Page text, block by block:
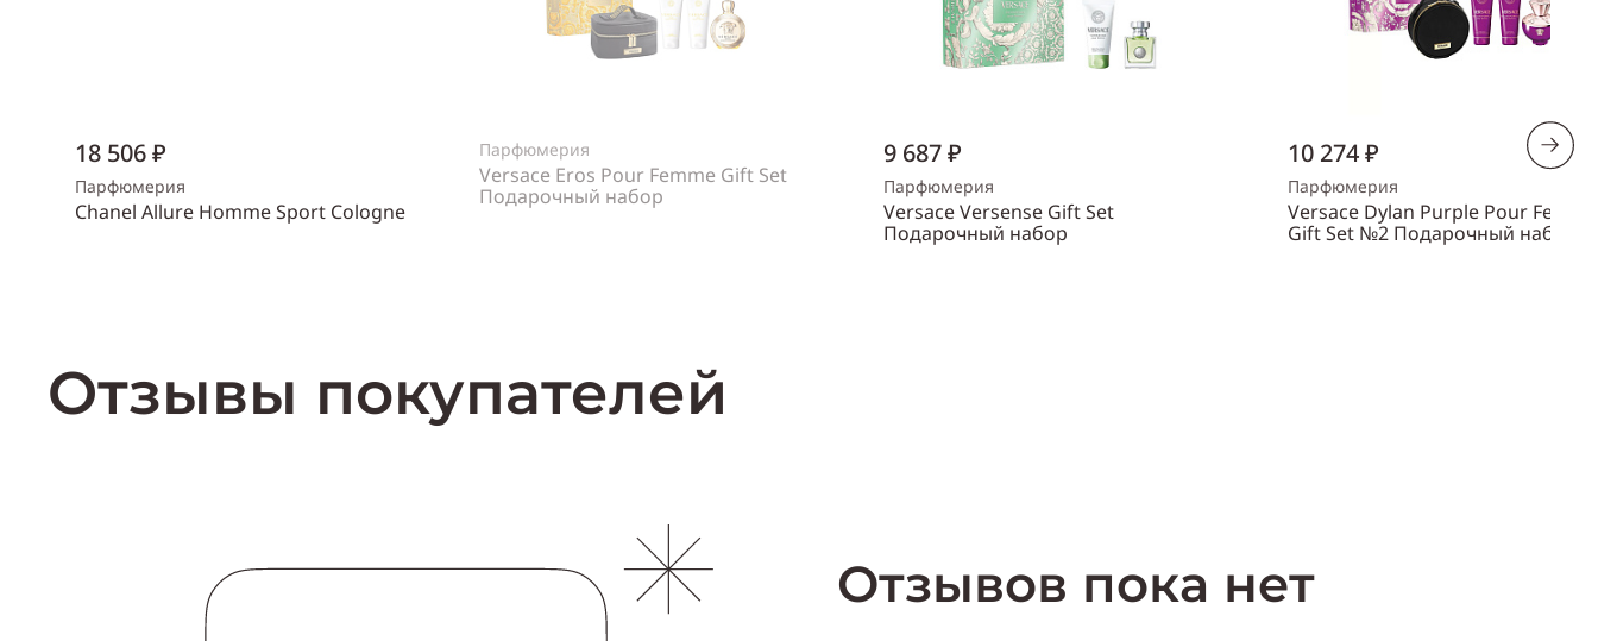
18 506 ₽
Парфюмерия
Chanel Allure Homme Sport Cologne
Парфюмерия
Versace Eros Pour Femme Gift Set
Подарочный набор
9 687 ₽
Парфюмерия
Versace Versense Gift Set
Подарочный набор
10 274 ₽
Парфюмерия
Versace Dylan Purple Pour Femme
Gift Set №2 Подарочный набор
Отзывы покупателей
Отзывов пока нет